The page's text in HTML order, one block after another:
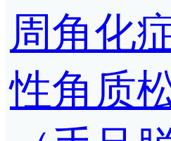
周角化
性角质